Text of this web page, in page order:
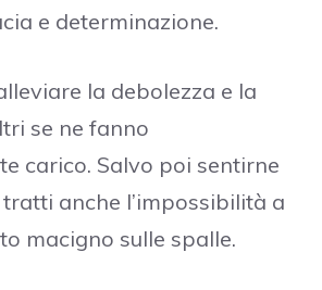
e determinazione.
la debolezza e la
se ne fanno
carico. Salvo poi sentirne
anche l’impossibilità a
macigno sulle spalle.